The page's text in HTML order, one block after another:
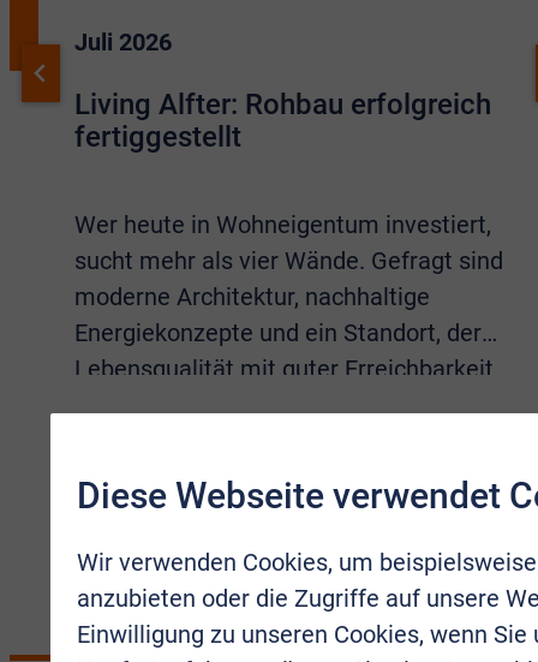
Juli 2026
Living Alfter: Rohbau erfolgreich
fertiggestellt
Wer heute in Wohneigentum investiert,
sucht mehr als vier Wände. Gefragt sind
moderne Architektur, nachhaltige
Energiekonzepte und ein Standort, der
Lebensqualität mit guter Erreichbarkeit
Diese Webseite verwendet
Wir verwenden Cookies, um
anzubieten oder die Zugriffe auf unsere
Einwilligung zu unseren Cookies, wenn